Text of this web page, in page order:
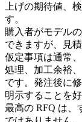
上げの期待値、
す。
購入者がモデル
できますが、見
仮定事項は通常、
処理、加工余裕
です。発注後に
明示することを好
最高の RFQ は、